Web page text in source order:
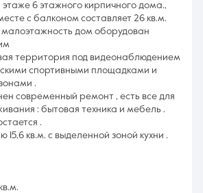
6 этажного кирпичного дома.,
с балконом составляет 26 кв.м.
дом оборудован
территория под видеонаблюдением
спортивными площадками и
.
современный ремонт , есть все для
: бытовая техника и мебель .
.
кв.м. с выделенной зоной кухни .